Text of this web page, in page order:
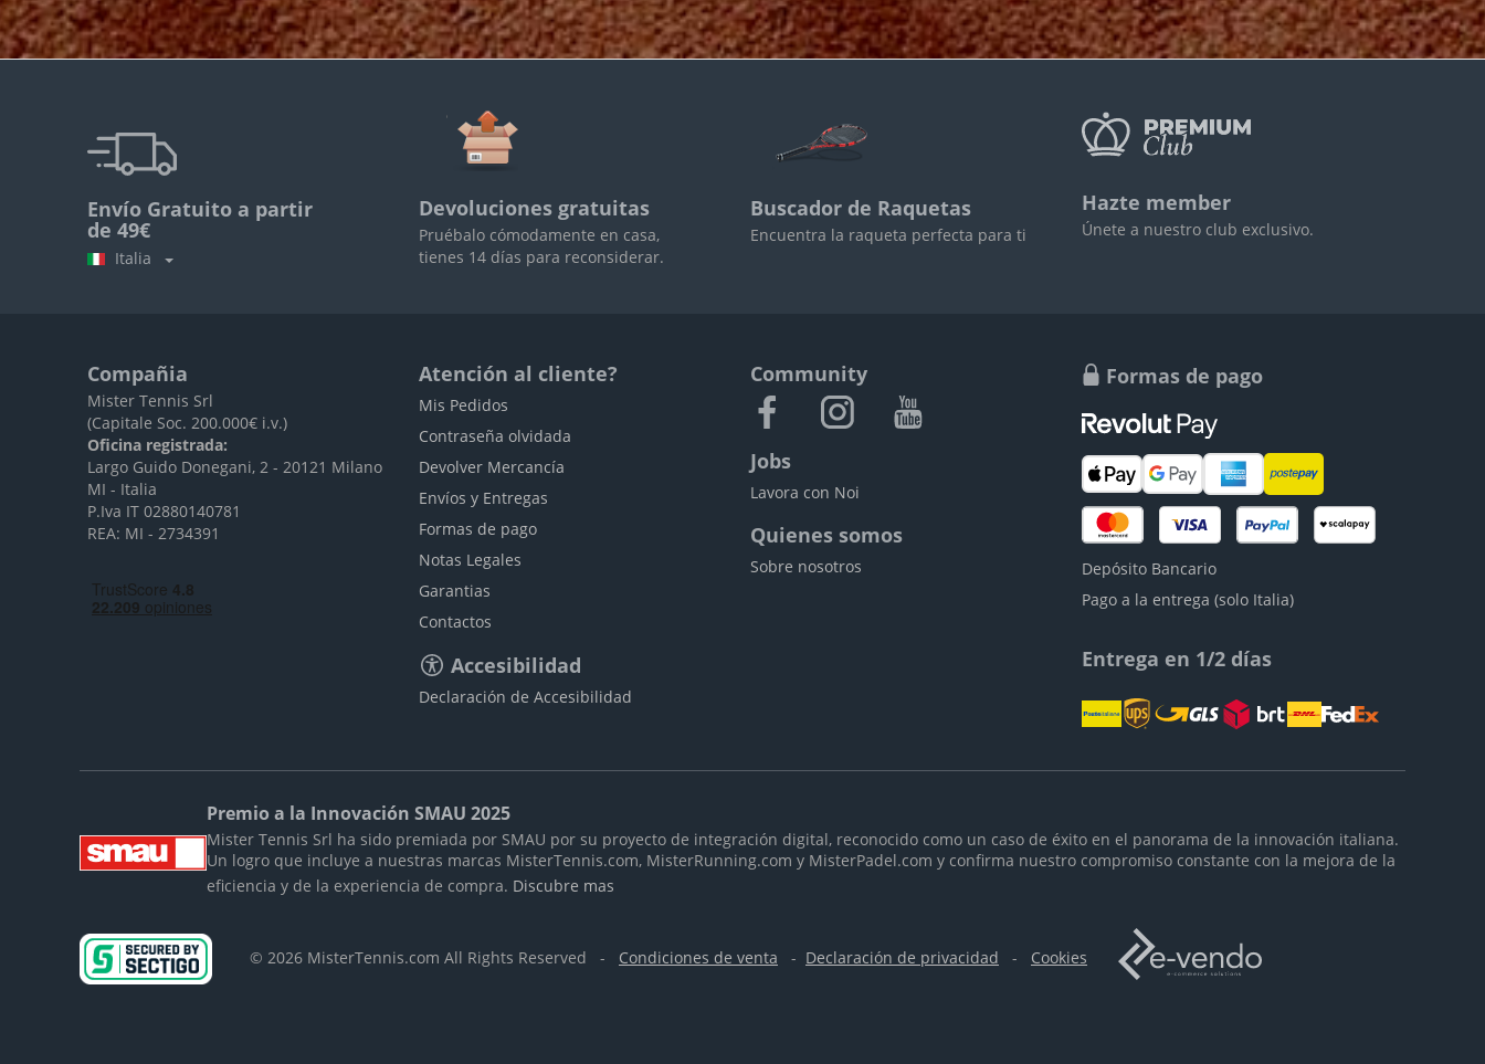
Envío Gratuito a partir
de 49€
Italia
Devoluciones gratuitas
Pruébalo cómodamente en casa,
tienes 14 días para reconsiderar.
Buscador de Raquetas
Encuentra la raqueta perfecta para ti
Hazte member
Únete a nuestro club exclusivo.
Compañia
Mister Tennis Srl
(Capitale Soc. 200.000€ i.v.)
Oficina registrada:
Largo Guido Donegani, 2 - 20121 Milano
MI - Italia
P.Iva IT 02880140781
REA: MI - 2734391
Atención al cliente?
Mis Pedidos
Contraseña olvidada
Devolver Mercancía
Envíos y Entregas
Formas de pago
Notas Legales
Garantias
Contactos
Accesibilidad
Declaración de Accesibilidad
Community
Jobs
Lavora con Noi
Quienes somos
Sobre nosotros
Formas de pago
Depósito Bancario
Pago a la entrega (solo Italia)
Entrega en 1/2 días
Premio a la Innovación SMAU 2025
Mister Tennis Srl ha sido premiada por SMAU por su proyecto de integración digital, reconocido como un caso de éxito en el panorama de la innovación italiana.
Un logro que incluye a nuestras marcas MisterTennis.com, MisterRunning.com y MisterPadel.com y confirma nuestro compromiso constante con la mejora de la
eficiencia y de la experiencia de compra. Discubre mas
© 2026 MisterTennis.com All Rights Reserved - Condiciones de venta - Declaración de privacidad - Cookies